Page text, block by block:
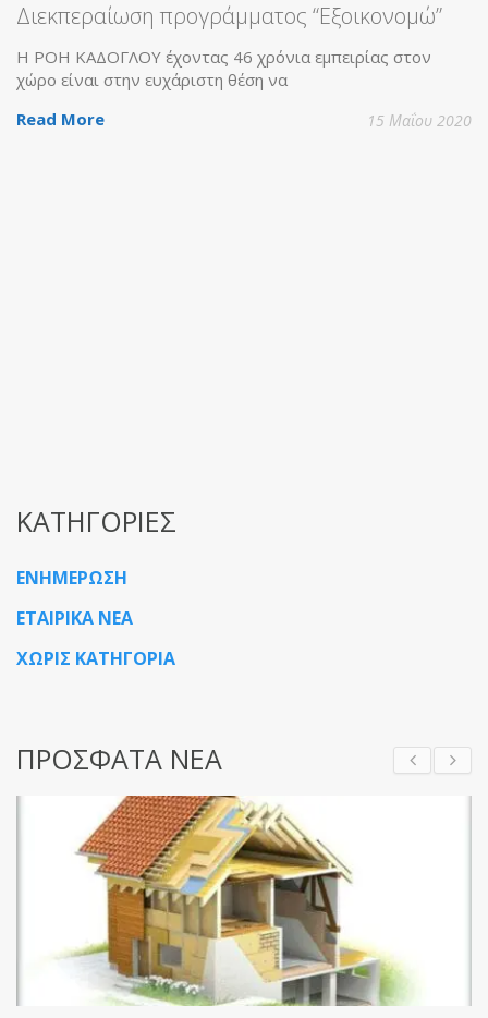
προγράμματος “Εξοικονομώ”
έχοντας 46 χρόνια εμπειρίας στον
ευχάριστη θέση να
ΚΑΤΗΓΟΡΙΕΣ
ΕΝΗΜΕΡΩΣΗ
ΕΤΑΙΡΙΚΑ ΝΕΑ
ΧΩΡΙΣ ΚΑΤΗΓΟΡΙΑ
ΠΡΟΣΦΑΤΑ ΝΕΑ